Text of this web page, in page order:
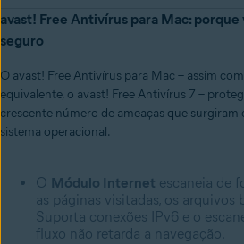
avast! Free Antivírus para Mac: porque
seguro
O avast! Free Antivírus para Mac – assim
equivalente, o avast! Free Antivírus 7 –
crescente número de ameaças que
sistema operacional.
O Módulo Internet escaneia de
as páginas visitadas, os arquivos
Suporta conexões IPv6 e o
fluxo não retarda a navegação.